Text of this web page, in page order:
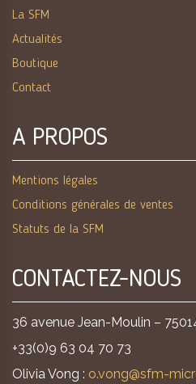
La SFM
Actualités
Boutique
Contact
A PROPOS
Mentions légales
Conditions générales de ventes
Statuts de la SFM
CONTACTEZ-NOUS
36 avenue Jean-Moulin –
+33(0)9 63 04 70 73
Olivia Vong : o.vong@sfm-